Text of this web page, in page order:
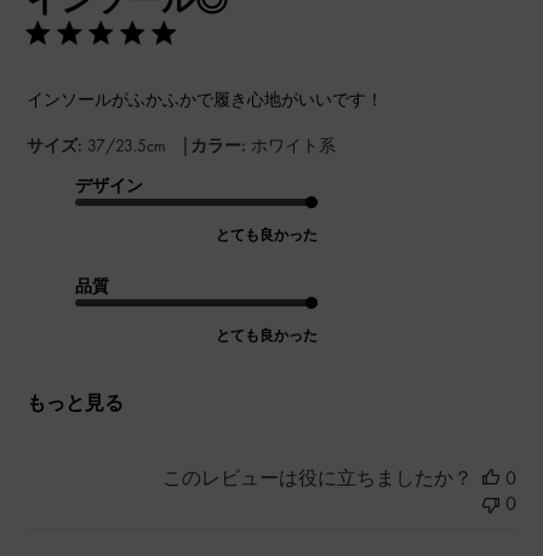
インソールがふかふかで履き心地がいいです！
サイズ: 37/23.5cm | カラー: ホワイト系
デザイン
とても良かった
品質
とても良かった
もっと見る
このレビューは役に立ちましたか？
0
0